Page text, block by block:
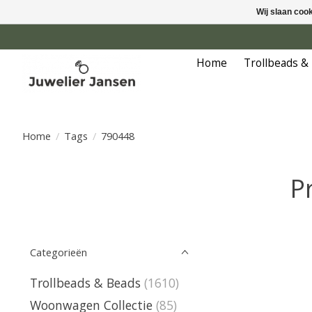
Home Trollbeads &
Home / Tags / 790448
Categorieën
Trollbeads & Beads (1610)
Woonwagen Collectie (85)
Wij slaan